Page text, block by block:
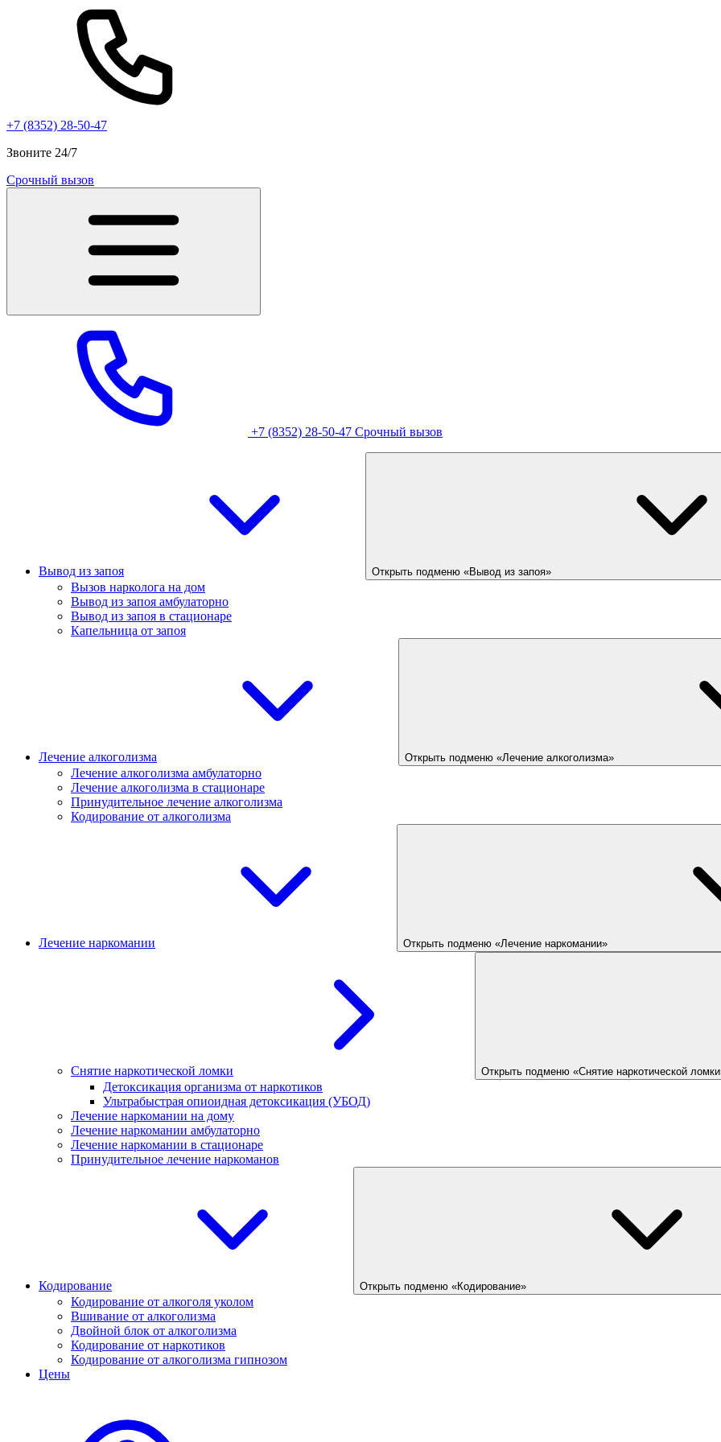
+7 (8352) 28-50-47
Звоните 24/7
Срочный вызов
+7 (8352) 28-50-47 Срочный вызов
Вывод из запоя Открыть подменю «Вывод из запоя»
Вызов нарколога на дом
Вывод из запоя амбулаторно
Вывод из запоя в стационаре
Капельница от запоя
Лечение алкоголизма Открыть подменю «Лечение алкоголизма»
Лечение алкоголизма амбулаторно
Лечение алкоголизма в стационаре
Принудительное лечение алкоголизма
Кодирование от алкоголизма
Лечение наркомании Открыть подменю «Лечение наркомании»
Снятие наркотической ломки Открыть подменю «Снятие наркотической
Детоксикация организма от наркотиков
Ультрабыстрая опиоидная детоксикация (УБОД)
Лечение наркомании на дому
Лечение наркомании амбулаторно
Лечение наркомании в стационаре
Принудительное лечение наркоманов
Кодирование Открыть подменю «Кодирование»
Кодирование от алкоголя уколом
Вшивание от алкоголизма
Двойной блок от алкоголизма
Кодирование от наркотиков
Кодирование от алкоголизма гипнозом
Цены